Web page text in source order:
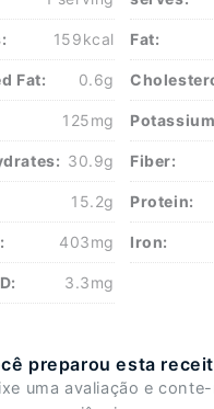
159kcal Fat:
Fat: 0.6g
125mg
30.9g Fiber:
15.2g Protein:
403mg Iron:
3.3mg
preparou esta
uma avaliação e